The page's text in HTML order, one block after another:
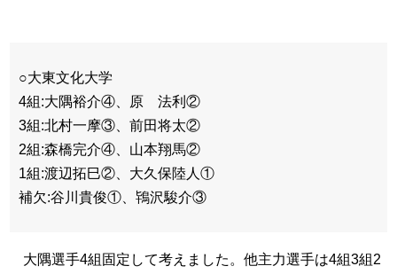
○大東文化大学
4組:大隅裕介④、原 法利②
3組:北村一摩③、前田将太②
2組:森橋完介④、山本翔馬②
1組:渡辺拓巳②、大久保陸人①
補欠:谷川貴俊①、鴇沢駿介③
大隅選手4組固定して考えました。他主力選手は4組3組2